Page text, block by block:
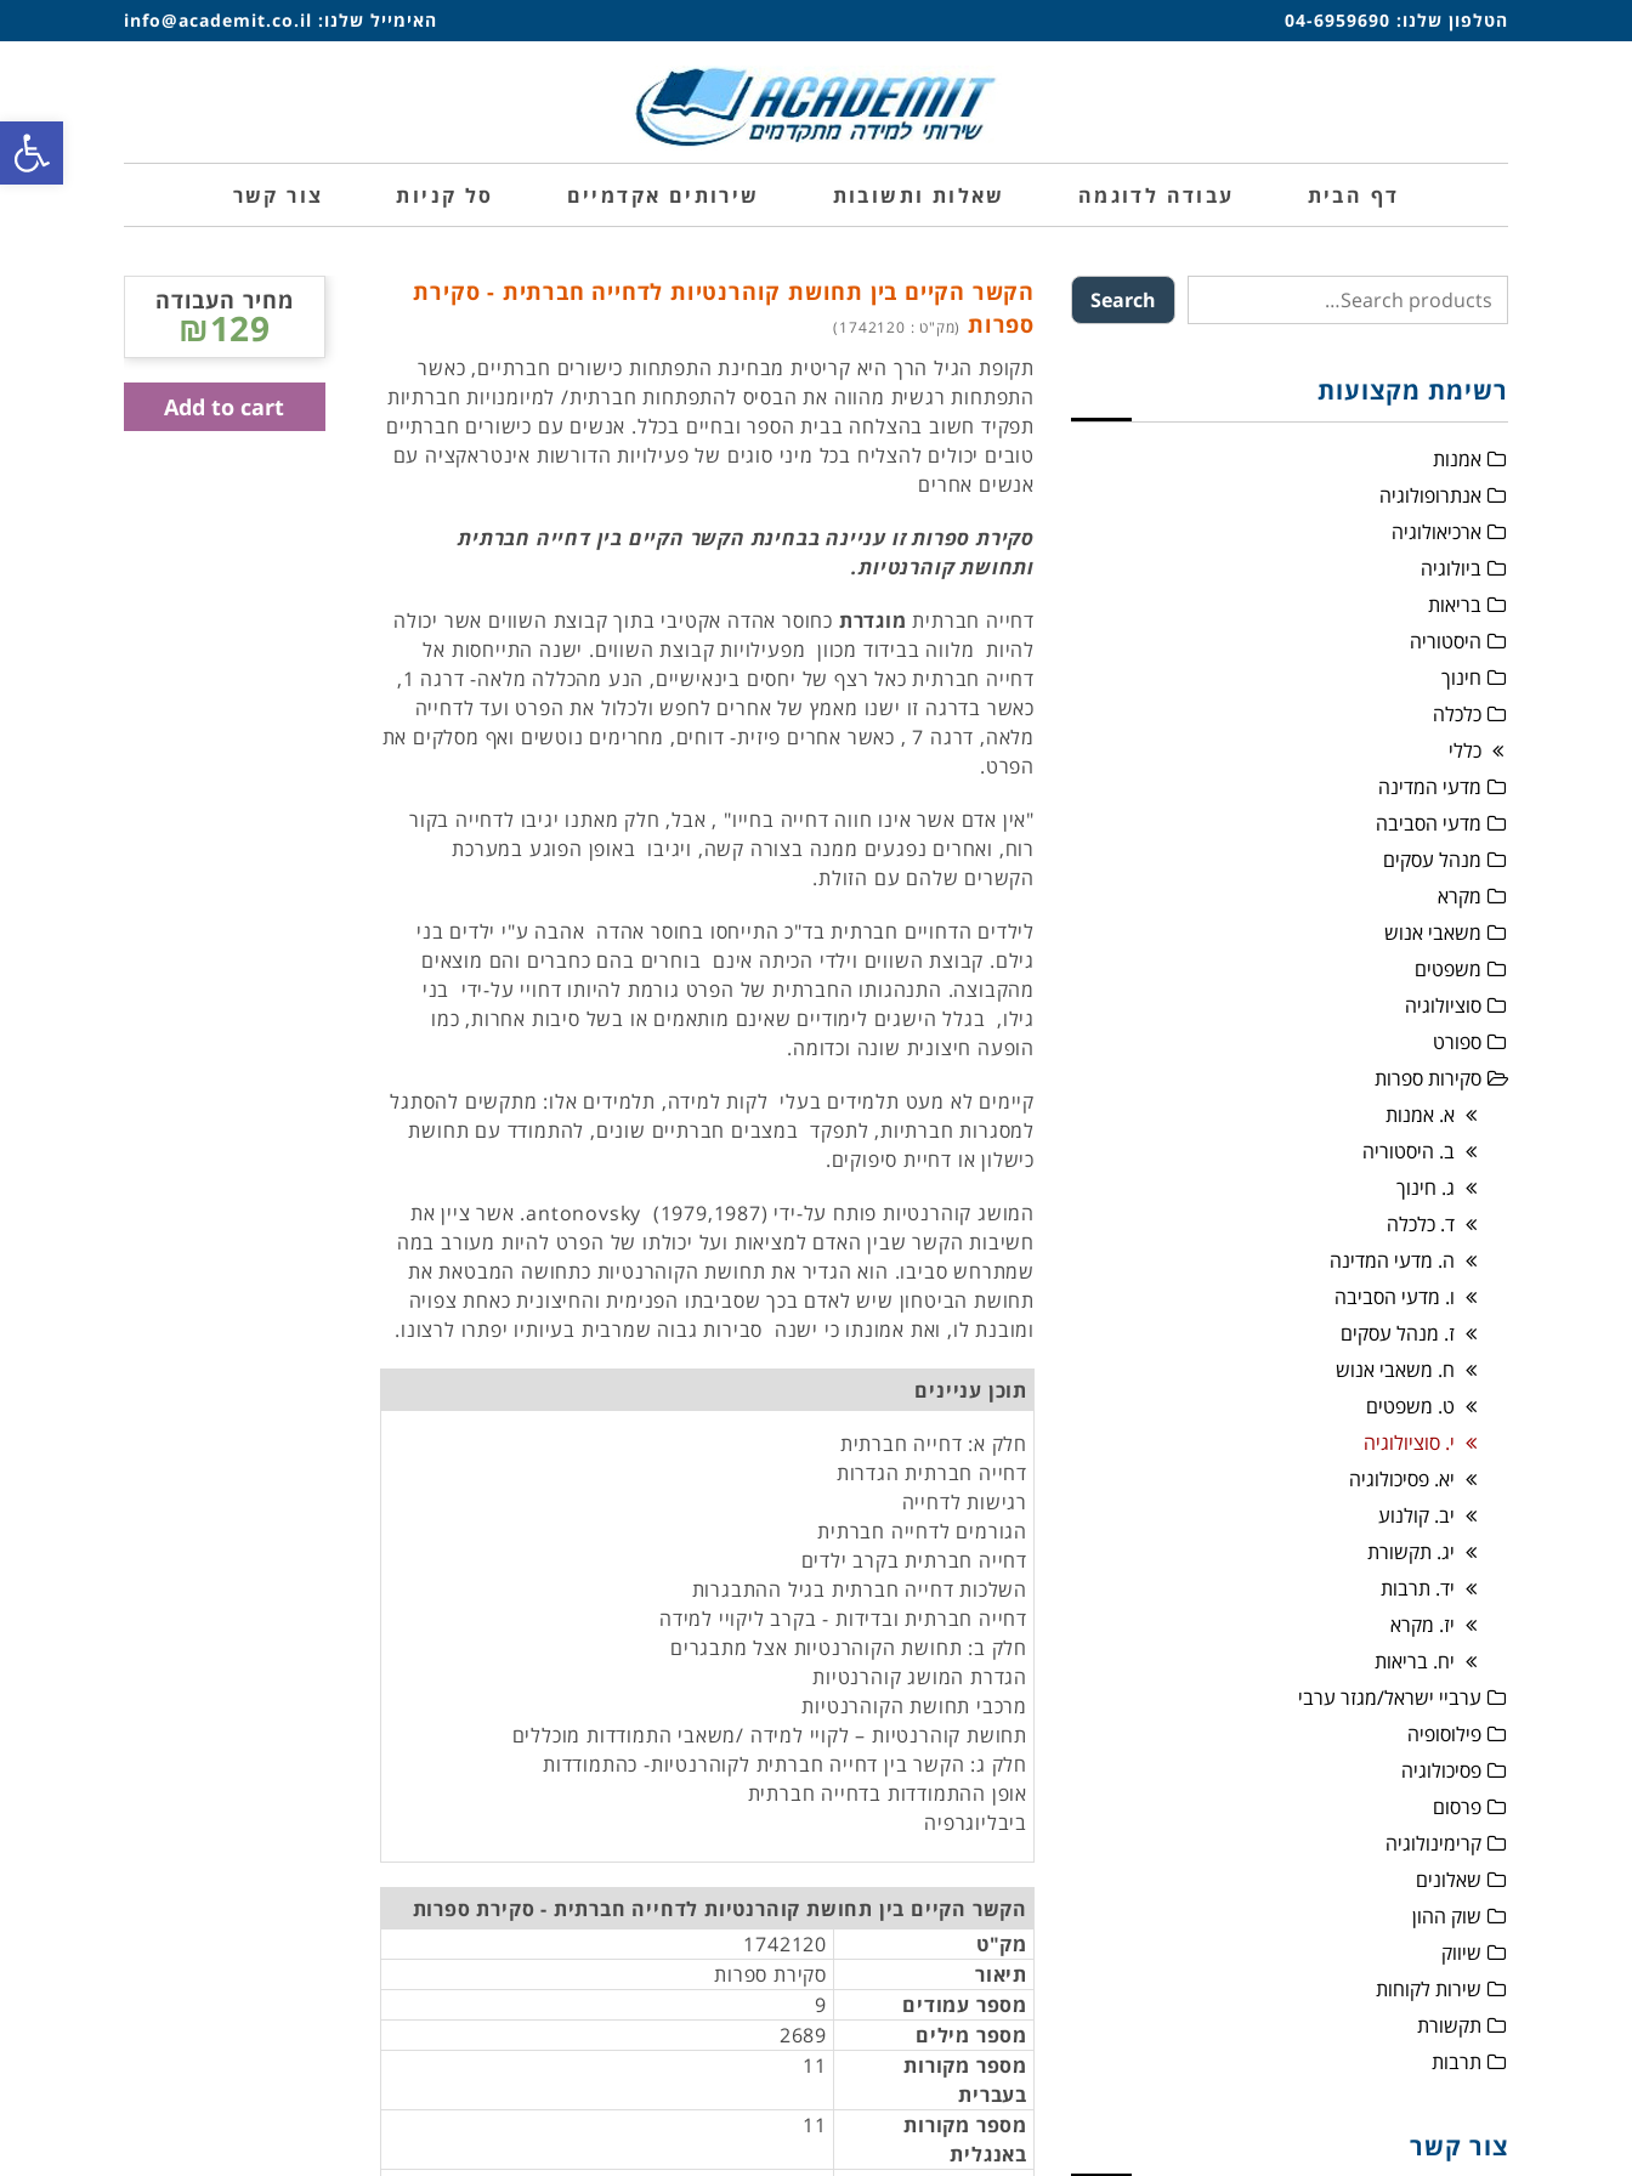
פתח
הטלפון שלנו: 04-6959690 האימייל שלנו: info@academit.co.il
דף הבית עבודה לדוגמה שאלות ותשובות שירותים אקדמיים סל קניות צור קשר
הקשר הקיים בין תחושת קוהרנטיות לדחייה חברתית - סקירת
ספרות (מק"ט : 1742120)
תקופת הגיל הרך היא קריטית מבחינת התפתחות כישורים חברתיים, כאשר
התפתחות רגשית מהווה את הבסיס להתפתחות חברתית/ למיומנויות חברתיות
תפקיד חשוב בהצלחה בבית הספר ובחיים בכלל. אנשים עם כישורים חברתיים
טובים יכולים להצליח בכל מיני סוגים של פעילויות הדורשות אינטראקציה עם
אנשים אחרים
סקירת ספרות זו עניינה בבחינת הקשר הקיים בין דחייה חברתית
ותחושת קוהרנטיות.
דחייה חברתית מוגדרת כחוסר אהדה אקטיבי בתוך קבוצת השווים אשר יכולה
להיות מלווה בבידוד מכוון מפעילויות קבוצת השווים. ישנה התייחסות אל
דחייה חברתית כאל רצף של יחסים בינאישיים, הנע מהכללה מלאה- דרגה 1,
כאשר בדרגה זו ישנו מאמץ של אחרים לחפש ולכלול את הפרט ועד לדחייה
מלאה, דרגה 7 , כאשר אחרים פיזית- דוחים, מחרימים נוטשים ואף מסלקים את
הפרט.
"אין אדם אשר אינו חווה דחייה בחייו" , אבל, חלק מאתנו יגיבו לדחייה בקור
רוח, ואחרים נפגעים ממנה בצורה קשה, ויגיבו באופן הפוגע במערכת
הקשרים שלהם עם הזולת.
לילדים הדחויים חברתית בד"כ התייחסו בחוסר אהדה אהבה ע"י ילדים בני
גילם. קבוצת השווים וילדי הכיתה אינם בוחרים בהם כחברים והם מוצאים
מהקבוצה. התנהגותו החברתית של הפרט גורמת להיותו דחויי על-ידי בני
גילו, בגלל הישגים לימודיים שאינם מותאמים או בשל סיבות אחרות, כמו
הופעה חיצונית שונה וכדומה.
קיימים לא מעט תלמידים בעלי לקות למידה, תלמידים אלו: מתקשים להסתגל
למסגרות חברתיות, לתפקד במצבים חברתיים שונים, להתמודד עם תחושת
כישלון­ או דחיית סיפוקים.
המושג קוהרנטיות פותח על-ידי antonovsky (1979,1987). אשר ציין את
חשיבות הקשר שבין האדם למציאות ועל יכולתו של הפרט להיות מעורב במה
שמתרחש סביבו. הוא הגדיר את תחושת הקוהרנטיות כתחושה המבטאת את
תחושת הביטחון שיש לאדם בכך שסביבתו הפנימית והחיצונית כאחת צפויה
ומובנת לו, ואת אמונתו כי ישנה סבירות גבוה שמרבית בעיותיו יפתרו לרצונו.
תוכן עניינים
חלק א: דחייה חברתית
דחייה חברתית הגדרות
רגישות לדחייה
הגורמים לדחייה חברתית
דחייה חברתית בקרב ילדים
השלכות דחייה חברתית בגיל ההתבגרות
דחייה חברתית ובדידות - בקרב ליקויי למידה
חלק ב: תחושת הקוהרנטיות אצל מתבגרים
הגדרת המושג קוהרנטיות
מרכבי תחושת הקוהרנטיות
תחושת קוהרנטיות – לקויי למידה /משאבי התמודדות מוכללים
חלק ג: הקשר בין דחייה חברתית לקוהרנטיות- כהתמודדות
אופן ההתמודדות בדחייה חברתית
ביבליוגרפיה
הקשר הקיים בין תחושת קוהרנטיות לדחייה חברתית - סקירת ספרות
מק"ט
1742120
תיאור
סקירת ספרות
מספר עמודים
9
מספר מילים
2689
מספר מקורות
בעברית
11
מספר מקורות
באנגלית
11
מחיר העבודה
₪129
Add to cart
Search
רשימת מקצועות
אמנות
אנתרופולוגיה
ארכיאולוגיה
ביולוגיה
בריאות
היסטוריה
חינוך
כלכלה
כללי
מדעי המדינה
מדעי הסביבה
מנהל עסקים
מקרא
משאבי אנוש
משפטים
סוציולוגיה
ספורט
סקירות ספרות
א. אמנות
ב. היסטוריה
ג. חינוך
ד. כלכלה
ה. מדעי המדינה
ו. מדעי הסביבה
ז. מנהל עסקים
ח. משאבי אנוש
ט. משפטים
י. סוציולוגיה
יא. פסיכולוגיה
יב. קולנוע
יג. תקשורת
יד. תרבות
יז. מקרא
יח. בריאות
ערביי ישראל/מגזר ערבי
פילוסופיה
פסיכולוגיה
פרסום
קרימינולוגיה
שאלונים
שוק ההון
שיווק
שירות לקוחות
תקשורת
תרבות
צור קשר